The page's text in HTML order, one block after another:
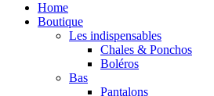
Home
Boutique
Les indispensables
Chales & Ponchos
Boléros
Bas
Pantalons